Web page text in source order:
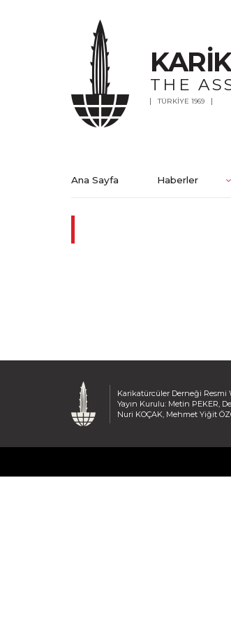
THE
TÜRKİYE 1969
Ana Sayfa Haberler
Karikatürcüler Derneği Resmi
Yayın Kurulu: Metin PEKER,
Nuri KOÇAK, Mehmet Yiğit